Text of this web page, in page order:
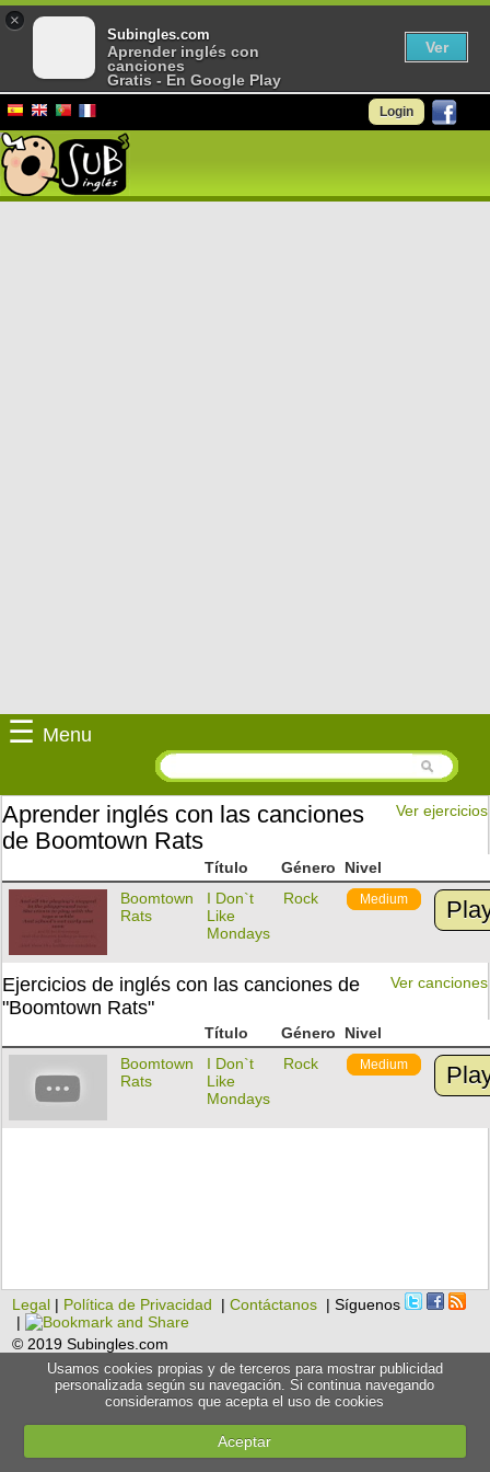
Login
☰ Menu
Ver ejercicios
Aprender inglés con las canciones
de Boomtown Rats
Título Género
Nivel
Boomtown
Rats
I Don`t
Like
Mondays
Rock Medium
Ver canciones
Ejercicios de inglés con las canciones de
"Boomtown Rats"
Título Género
Nivel
Boomtown
Rats
I Don`t
Like
Mondays
Rock Medium
Legal | Política de Privacidad |Contáctanos | Síguenos
|
© 2019 Subingles.com
Usamos cookies propias y de terceros para mostrar publicidad
personalizada según su navegación. Si continua navegando
consideramos que acepta el uso de cookies
Aceptar
×
Subingles.com
Aprender inglés con
canciones
Gratis - En Google Play
Ver